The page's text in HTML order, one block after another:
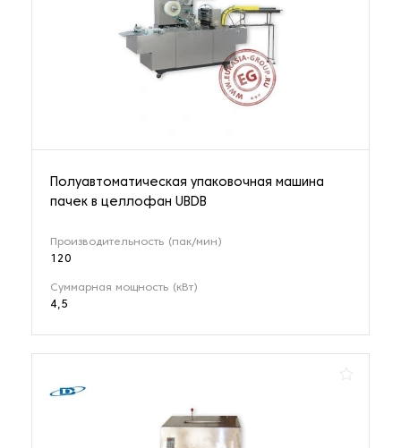
Полуавтоматическая упаковочная машина
пачек в целлофан UBDB
Производительность (пак/мин)
120
Суммарная мощность (кВт)
4,5